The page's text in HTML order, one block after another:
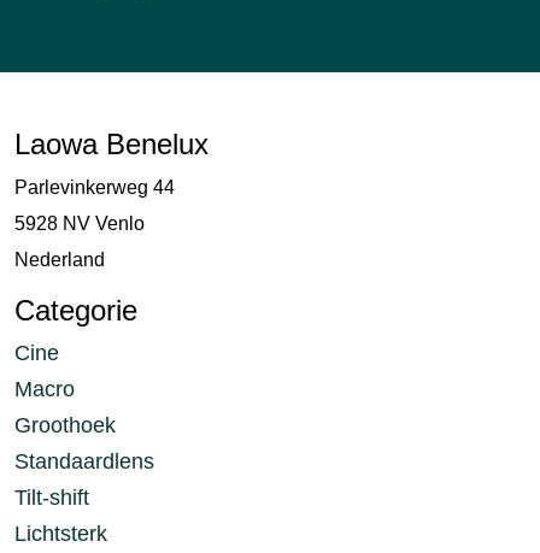
Laowa Benelux
Parlevinkerweg 44
5928 NV Venlo
Nederland
Categorie
Cine
Macro
Groothoek
Standaardlens
Tilt-shift
Lichtsterk